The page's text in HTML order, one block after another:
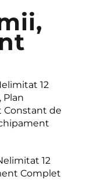
12
Plan
Constant de
12
Complet